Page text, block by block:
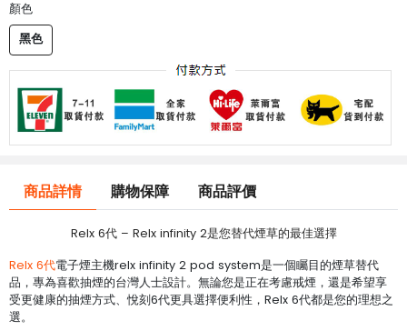
顏色
黑色
商品詳情 購物保障 商品評價
Relx 6代 – Relx infinity 2是您替代煙草的最佳選擇
Relx 6代電子煙主機relx infinity 2 pod system是一個矚目的煙草替代
品，專為喜歡抽煙的台灣人士設計。無論您是正在考慮戒煙，還是希望享
受更健康的抽煙方式、悅刻6代更具選擇便利性，Relx 6代都是您的理想之
選。